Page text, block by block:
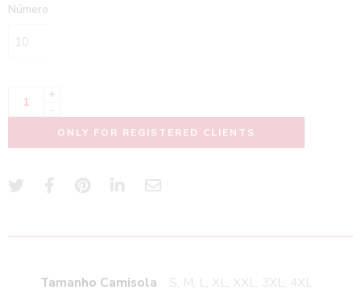
Número
+
-
ONLY FOR REGISTERED CLIENTS
Tamanho Camisola S, M, L, XL, XXL, 3XL, 4XL